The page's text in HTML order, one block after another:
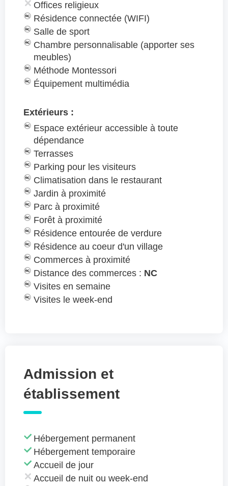
Offices religieux
Résidence connectée (WIFI)
Salle de sport
Chambre personnalisable (apporter ses
meubles)
Méthode Montessori
Équipement multimédia
Extérieurs :
Espace extérieur accessible à toute
dépendance
Terrasses
Parking pour les visiteurs
Climatisation dans le restaurant
Jardin à proximité
Parc à proximité
Forêt à proximité
Résidence entourée de verdure
Résidence au coeur d'un village
Commerces à proximité
Distance des commerces : NC
Visites en semaine
Visites le week-end
Admission et
établissement
Hébergement permanent
Hébergement temporaire
Accueil de jour
Accueil de nuit ou week-end